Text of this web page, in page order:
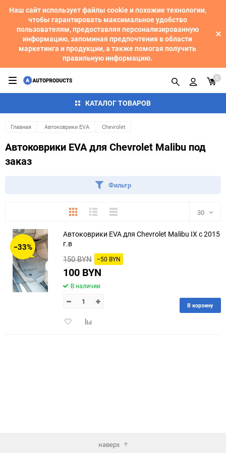
Наш сайт использует файлы cookie и похожие технологии,
чтобы гарантировать максимальное удобство
пользователям, предоставляя персонализированную
информацию, запоминая предпочтения в области
маркетинга и продукции, а также помогая получить
правильную информацию.
КАТАЛОГ ТОВАРОВ
0
Главная Автоковрики EVA Chevrolet
Автоковрики EVA для Chevrolet Malibu под
заказ
Фильтр
ПлиткаПодробноКомпактно 30
30
150
−33%
Автоковрики EVA для Chevrolet Malibu IX с 2015
г.в
150 BYN −50 BYN
100 BYN
В наличии
ДобавитьДобавить
В корзину
наверх